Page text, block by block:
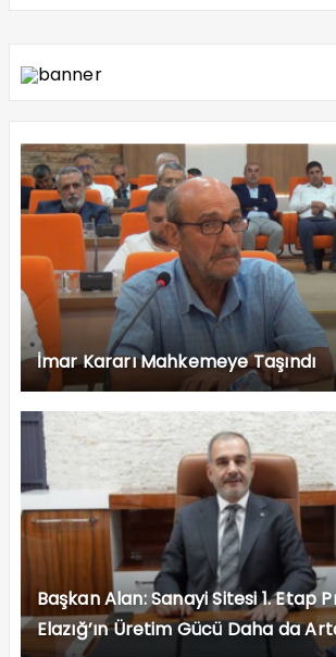
İmar Kararı Mahkemeye Taşındı
Başkan Alan: Sanayi Sitesi 1. Etap
Elazığ’ın Üretim Gücü Daha da